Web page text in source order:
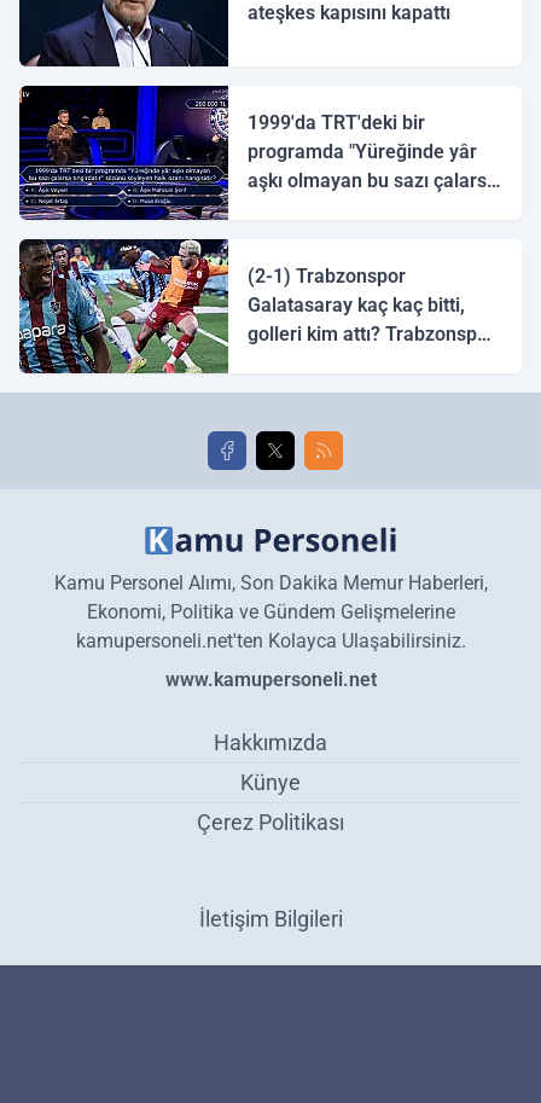
ateşkes kapısını kapattı
1999'da TRT'deki bir
programda "Yüreğinde yâr
aşkı olmayan bu sazı çalarsa
(2-1) Trabzonspor
Galatasaray kaç kaç bitti,
golleri kim attı? Trabzonspor
golleri!
Kamu Personel Alımı, Son Dakika Memur Haberleri,
Ekonomi, Politika ve Gündem Gelişmelerine
kamupersoneli.net'ten Kolayca Ulaşabilirsiniz.
www.kamupersoneli.net
Hakkımızda
Künye
Çerez Politikası
İletişim Bilgileri